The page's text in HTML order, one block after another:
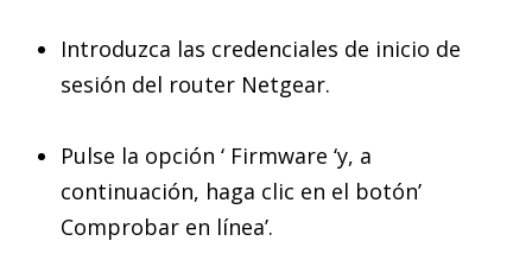
Introduzca las credenciales de inicio de
sesión del router Netgear.
Pulse la opción ‘ Firmware ‘y, a
continuación, haga clic en el botón’
Comprobar en línea’.